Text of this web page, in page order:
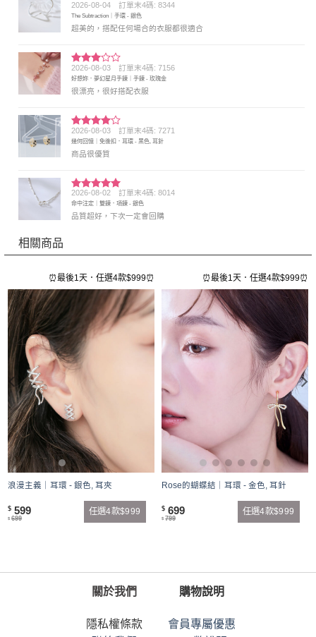
評分5 滿
分 5
2026-08-04 訂單末4碼: 8344
The Subtraction｜手環 - 銀色
超美的，搭配任何場合的衣服都很適合
評分3
滿分 5
2026-08-03 訂單末4碼: 7156
好想妳．夢幻星月手鍊｜手鍊 - 玫瑰金
很漂亮，很好搭配衣服
評分4
滿分 5
2026-08-03 訂單末4碼: 7271
幾何回憶｜免後扣．耳環 - 黑色, 耳針
商品很優質
評分5 滿
分 5
2026-08-02 訂單末4碼: 8014
命中注定｜雙鍊．項鍊 - 銀色
品質超好，下次一定會回購
相關商品
⏰最後1天．任選4款$999⏰
浪漫主義｜耳環 - 銀色, 耳夾
$ 599
$ 699
任選4款$999
⏰最後1天．任選4款$999⏰
Rose的蝴蝶結｜耳環 - 金色, 耳針
$ 699
$ 799
任選4款$999
關於我們
隱私權條款
購物說明
會員專屬優惠